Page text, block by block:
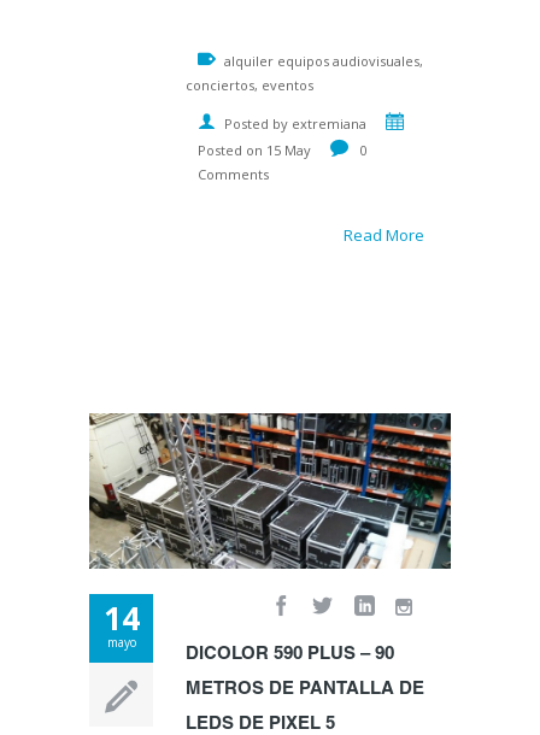
alquiler equipos audiovisuales,
conciertos, eventos
Posted by extremiana
Posted on 15 May
0
Comments
Read More
14
mayo
DICOLOR 590 PLUS – 90
METROS DE PANTALLA DE
LEDS DE PIXEL 5